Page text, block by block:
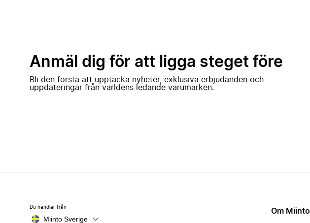
Anmäl dig för att ligga steget före
Bli den första att upptäcka nyheter, exklusiva erbjudanden och
uppdateringar från världens ledande varumärken.
Du handlar från
Miinto Sverige
Om Miinto